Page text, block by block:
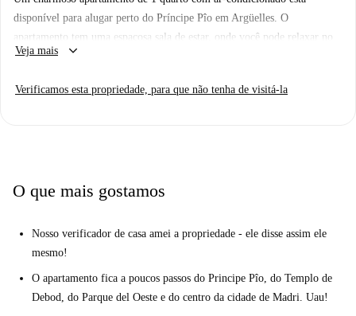
disponível para alugar perto do Príncipe Pîo em Argüelles. O
apartamento tem uma espaçosa sala de estar, onde você pode relaxar no
sofá e assistir TV, ou compartilhar uma refeição com os hóspedes na
um forno, um pequeno fogão, microondas, máquina de lavar roupa e
pode fazer compras no grande shopping center, ver um filme no cinema
caminhada do Parque del Oeste e do Templo de Debod, bem como do
centro histórico da cidade de Madri. Você tem tudo aqui!
Veja mais keyboard_arrow_down
Verificamos esta propriedade, para que não tenha de visitá-la
O que mais gostamos
Nosso verificador de casa amei a propriedade - ele disse assim ele
mesmo!
O apartamento fica a poucos passos do Principe Pîo, do Templo de
Debod, do Parque del Oeste e do centro da cidade de Madri. Uau!